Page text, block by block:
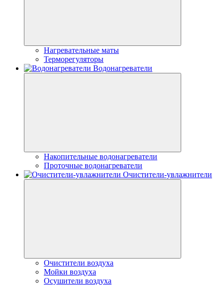
Нагревательные маты
Терморегуляторы
Водонагреватели
Накопительные водонагреватели
Проточные водонагреватели
Очистители-увлажнители
Очистители воздуха
Мойки воздуха
Осушители воздуха